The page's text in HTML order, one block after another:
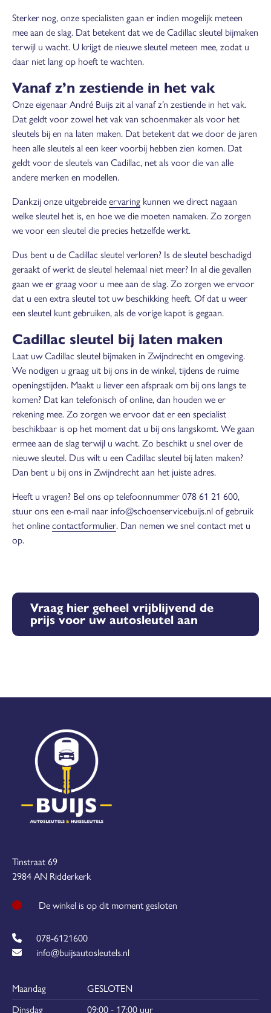
Sterker nog, onze specialisten gaan er indien mogelijk meteen
mee aan de slag. Dat betekent dat we de Cadillac sleutel bijmaken
terwijl u wacht. U krijgt de nieuwe sleutel meteen mee, zodat u
daar niet lang op hoeft te wachten.
Vanaf z’n zestiende in het vak
Onze eigenaar André Buijs zit al vanaf z’n zestiende in het vak.
Dat geldt voor zowel het vak van schoenmaker als voor het
sleutels bij en na laten maken. Dat betekent dat we door de jaren
heen alle sleutels al een keer voorbij hebben zien komen. Dat
geldt voor de sleutels van Cadillac, net als voor die van alle
andere merken en modellen.
Dankzij onze uitgebreide ervaring kunnen we direct nagaan
welke sleutel het is, en hoe we die moeten namaken. Zo zorgen
we voor een sleutel die precies hetzelfde werkt.
Dus bent u de Cadillac sleutel verloren? Is de sleutel beschadigd
geraakt of werkt de sleutel helemaal niet meer? In al die gevallen
gaan we er graag voor u mee aan de slag. Zo zorgen we ervoor
dat u een extra sleutel tot uw beschikking heeft. Of dat u weer
een sleutel kunt gebruiken, als de vorige kapot is gegaan.
Cadillac sleutel bij laten maken
Laat uw Cadillac sleutel bijmaken in Zwijndrecht en omgeving.
We nodigen u graag uit bij ons in de winkel, tijdens de ruime
openingstijden. Maakt u liever een afspraak om bij ons langs te
komen? Dat kan telefonisch of online, dan houden we er
rekening mee. Zo zorgen we ervoor dat er een specialist
beschikbaar is op het moment dat u bij ons langskomt. We gaan
ermee aan de slag terwijl u wacht. Zo beschikt u snel over de
nieuwe sleutel. Dus wilt u een Cadillac sleutel bij laten maken?
Dan bent u bij ons in Zwijndrecht aan het juiste adres.
Heeft u vragen? Bel ons op telefoonnummer 078 61 21 600,
stuur ons een e-mail naar info@schoenservicebuijs.nl of gebruik
het online contactformulier. Dan nemen we snel contact met u
op.
Vraag hier geheel vrijblijvend de
prijs voor uw autosleutel aan
Tinstraat 69
2984 AN Ridderkerk
De winkel is op dit moment gesloten
078-6121600
info@buijsautosleutels.nl
Maandag
GESLOTEN
Dinsdag
09:00 - 17:00 uur